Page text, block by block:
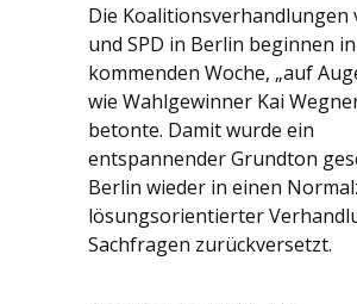
Die Koalitionsverhandlungen
und SPD in Berlin beginnen
kommenden Woche, „auf
wie Wahlgewinner Kai
betonte. Damit wurde ein
entspannender Grundton
Berlin wieder in einen
lösungsorientierter
Sachfragen zurückversetzt.